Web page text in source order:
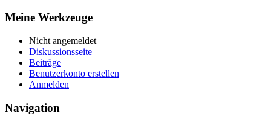
Meine Werkzeuge
Nicht angemeldet
Diskussionsseite
Beiträge
Benutzerkonto erstellen
Anmelden
Navigation